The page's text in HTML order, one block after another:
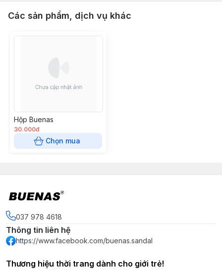
Các sản phẩm, dịch vụ khác
Hộp Buenas
30.000đ
Chọn mua
037 978 4618
Thông tin liên hệ
https://www.facebook.com/buenas.sandal
Thương hiệu thời trang dành cho giới trẻ!